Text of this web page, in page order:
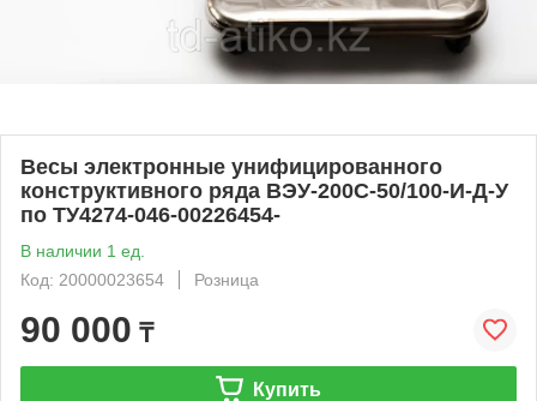
Весы электронные унифицированного
конструктивного ряда ВЭУ-200С-50/100-И-Д-У
по ТУ4274-046-00226454-
В наличии 1 ед.
Код: 20000023654
Розница
90 000 ₸
Купить